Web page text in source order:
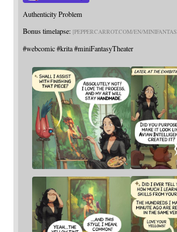
Authenticity Problem
Bonus timelapse: PEPPERCARROT.COM/EN/MINIFANTAS
#webcomic #krita #miniFantasyTheater